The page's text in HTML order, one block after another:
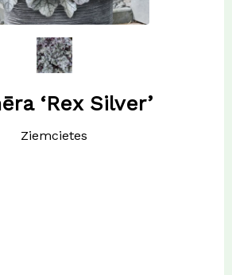
‘Rex Silver’
Ziemcietes